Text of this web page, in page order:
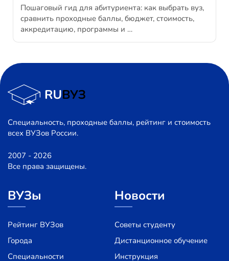
Пошаговый гид для абитуриента: как выбрать вуз,
сравнить проходные баллы, бюджет, стоимость,
аккредитацию, программы и …
Специальность, проходные баллы, рейтинг и стоимость
всех ВУЗов России.
2007 - 2026
Все права защищены.
ВУЗы
Рейтинг ВУЗов
Города
Специальности
Новости
Советы студенту
Дистанционное обучение
Инструкция